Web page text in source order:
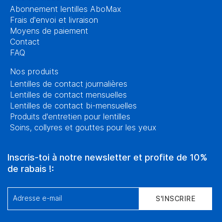
Abonnement lentilles AboMax
Frais d'envoi et livraison
Moyens de paiement
Contact
FAQ
Nos produits
Lentilles de contact journalières
Lentilles de contact mensuelles
Lentilles de contact bi-mensuelles
Produits d'entretien pour lentilles
Soins, collyres et gouttes pour les yeux
Inscris-toi à notre newsletter et profite de 10%
de rabais !:
Adresse e-mail S'INSCRIRE